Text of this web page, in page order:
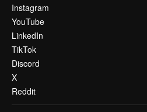
Instagram
YouTube
LinkedIn
TikTok
Discord
X
Reddit